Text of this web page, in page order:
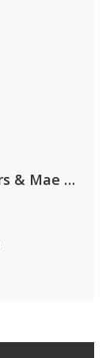
Alok, The Chainsmokers & Mae Stephens